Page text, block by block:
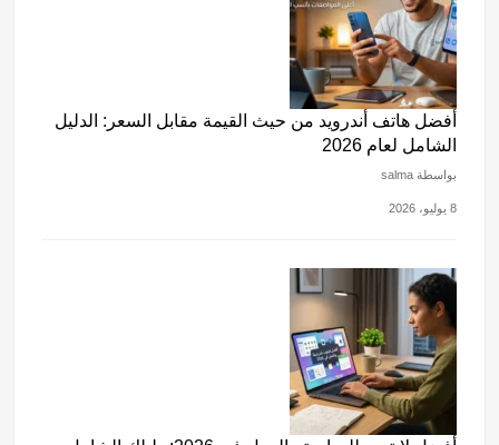
أفضل هاتف أندرويد من حيث القيمة مقابل السعر: الدليل
الشامل لعام 2026
بواسطة salma
8 يوليو، 2026